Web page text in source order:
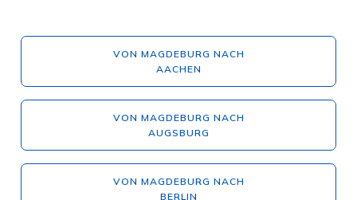
VON MAGDEBURG NACH
AACHEN
VON MAGDEBURG NACH
AUGSBURG
VON MAGDEBURG NACH
BERLIN